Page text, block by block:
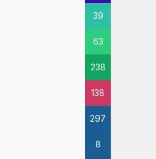
39
63
238
138
297
8